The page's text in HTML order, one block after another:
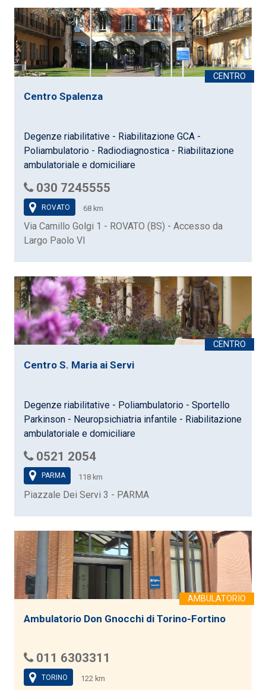
Centro Spalenza
Degenze riabilitative - Riabilitazione GCA -
Poliambulatorio - Radiodiagnostica - Riabilitazione
ambulatoriale e domiciliare
030 7245555
ROVATO 68 km
Via Camillo Golgi 1 - ROVATO (BS) - Accesso da
Largo Paolo VI
Centro S. Maria ai Servi
Degenze riabilitative - Poliambulatorio - Sportello
Parkinson - Neuropsichiatria infantile - Riabilitazione
ambulatoriale e domiciliare
0521 2054
PARMA 118 km
Piazzale Dei Servi 3 - PARMA
Ambulatorio Don Gnocchi di Torino-Fortino
011 6303311
TORINO 122 km